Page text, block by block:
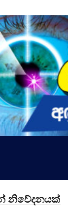
නිවේදනයක්